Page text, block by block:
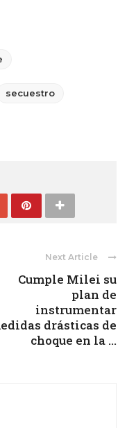
secuestro
Next Article
Cumple Milei su
plan de
instrumentar
drásticas de
choque en la ...